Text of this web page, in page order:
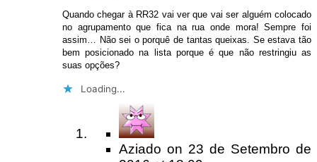
Quando chegar à RR32 vai ver que vai ser alguém colocado
no agrupamento que fica na rua onde mora! Sempre foi
assim… Não sei o porquê de tantas queixas. Se estava tão
bem posicionado na lista porque é que não restringiu as
suas opções?
Loading...
Aziado on 23 de Setembro de